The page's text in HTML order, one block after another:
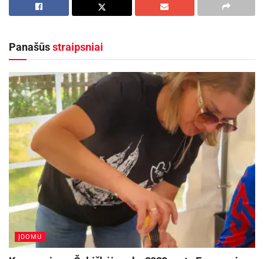
Kurpienė, knygos „Balansas: skanus maistas ir
viena iš autorių.
angliavandenių (vaisių, bulvių, kruopų,
duonos).
Tiesa tik iš dalies. Angliavandeniai mums būtini
ir turi sudaryti 50–65 proc. mitybos. Svarbu
atsižvelgti į kelis dalykus. Pirma, angliavandeniai
suteikia organizmui energijos, o baltyminiai
produktai (mėsa, žuvis, varškė) negali jų pakeisti.
Laikantis dietų, kur atsisakoma angliavandenių,
negauname pakankamai gliukozės, t. y. „kuro“
organizmo gyvybinei veiklai palaikyti, kas ypač
Panašūsstraipsniai
ĮDOMU